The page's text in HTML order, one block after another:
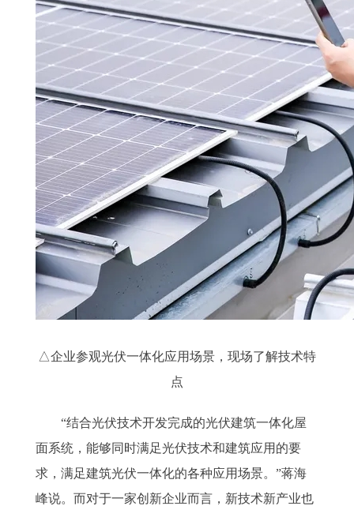
△企业参观光伏一体化应用场景，现场了解技术特
点
“结合光伏技术开发完成的光伏建筑一体化屋
面系统，能够同时满足光伏技术和建筑应用的要
求，满足建筑光伏一体化的各种应用场景。”蒋海
峰说。而对于一家创新企业而言，新技术新产业也